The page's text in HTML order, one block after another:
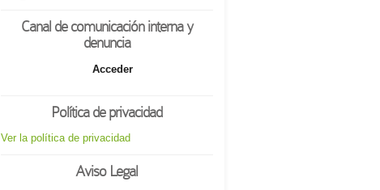
Canal de comunicación interna y
denuncia
Acceder
Política de privacidad
Ver la política de privacidad
Aviso Legal